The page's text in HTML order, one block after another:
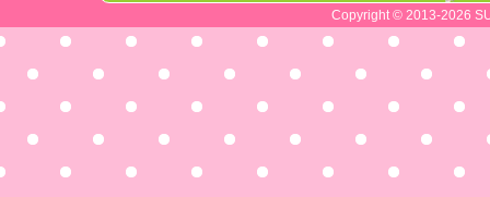
Copyright © 2013-2026